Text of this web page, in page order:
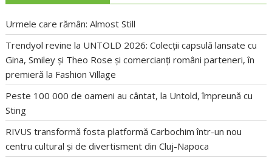
Urmele care rămân: Almost Still
Trendyol revine la UNTOLD 2026: Colecții capsulă lansate cu
Gina, Smiley și Theo Rose și comercianți români parteneri, în
premieră la Fashion Village
Peste 100 000 de oameni au cântat, la Untold, împreună cu
Sting
RIVUS transformă fosta platformă Carbochim într-un nou
centru cultural și de divertisment din Cluj-Napoca